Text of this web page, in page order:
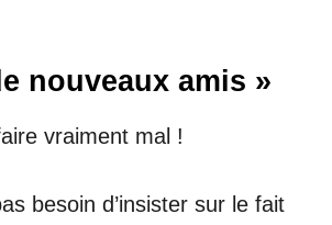
nouveaux amis »
vraiment mal !
besoin d’insister sur le fait